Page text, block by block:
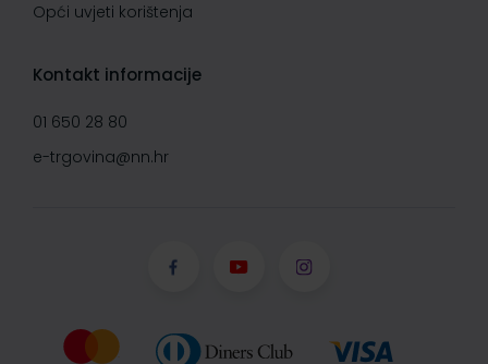
Opći uvjeti korištenja
Kontakt informacije
01 650 28 80
e-trgovina@nn.hr